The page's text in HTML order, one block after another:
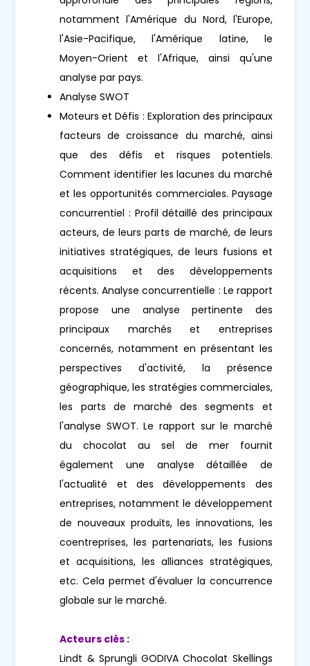
notamment l'Amérique du Nord, l'Europe,
l'Asie-Pacifique, l'Amérique latine, le
Moyen-Orient et l'Afrique, ainsi qu'une
analyse par pays.
Analyse SWOT
Moteurs et Défis : Exploration des principaux
facteurs de croissance du marché, ainsi
que des défis et risques potentiels.
Comment identifier les lacunes du marché
et les opportunités commerciales. Paysage
concurrentiel : Profil détaillé des principaux
acteurs, de leurs parts de marché, de leurs
initiatives stratégiques, de leurs fusions et
acquisitions et des développements
récents. Analyse concurrentielle : Le rapport
propose une analyse pertinente des
principaux marchés et entreprises
concernés, notamment en présentant les
perspectives d'activité, la présence
géographique, les stratégies commerciales,
les parts de marché des segments et
l'analyse SWOT. Le rapport sur le marché
du chocolat au sel de mer fournit
également une analyse détaillée de
l'actualité et des développements des
entreprises, notamment le développement
de nouveaux produits, les innovations, les
coentreprises, les partenariats, les fusions
et acquisitions, les alliances stratégiques,
etc. Cela permet d'évaluer la concurrence
globale sur le marché.
Acteurs clés :
Lindt & Sprungli GODIVA Chocolat Skellings